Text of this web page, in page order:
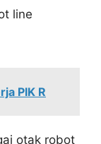
line
PIK R
otak robot